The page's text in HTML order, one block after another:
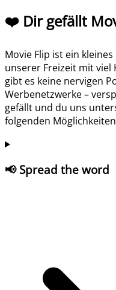
❤️ Dir gefällt
Movie Flip ist ein
unserer Freizeit mit viel
gibt es keine nervigen
Werbenetzwerke –
gefällt und du uns
folgenden
📢 Spread the word